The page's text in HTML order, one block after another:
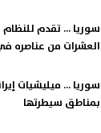
سوريا ... تقدم للنظام
العشرات من عناصره
سوريا ... ميليشيات
بمناطق سيطرتها